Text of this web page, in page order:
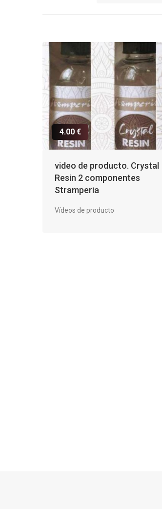
4.00 €
video de producto. Crystal
Resin 2 componentes
Stramperia
Vídeos de producto